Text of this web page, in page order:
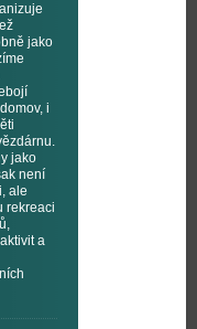
jako
i
jako
není
ale
rekreaci
a